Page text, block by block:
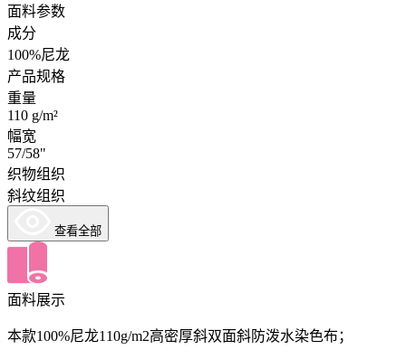
面料参数
成分
100%尼龙
产品规格
重量
110 g/m²
幅宽
57/58"
织物组织
斜纹组织
查看全部
面料展示
本款100%尼龙110g/m2高密厚斜双面斜防泼水染色布；